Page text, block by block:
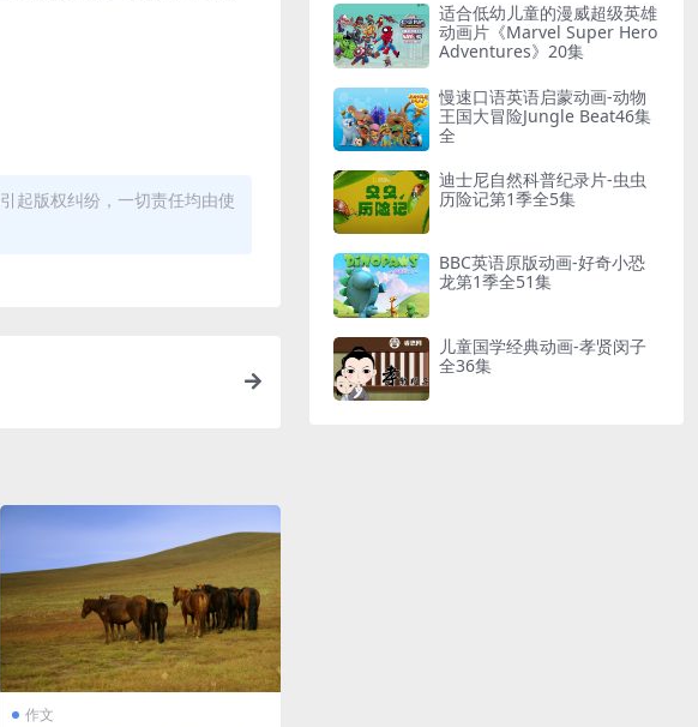
起版权纠纷，一切责任均由使
作文
适合低幼儿童的漫威超级英雄
动画片《Marvel Super Hero
Adventures》20集
慢速口语英语启蒙动画-动物
王国大冒险Jungle Beat46集
全
迪士尼自然科普纪录片-虫虫
历险记第1季全5集
BBC英语原版动画-好奇小恐
龙第1季全51集
儿童国学经典动画-孝贤闵子
全36集